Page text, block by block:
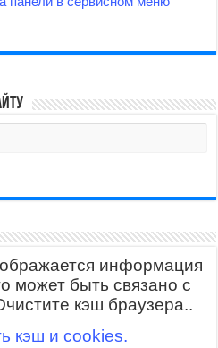
информация
может быть связано с
кэш браузера..
кэш и cookies.